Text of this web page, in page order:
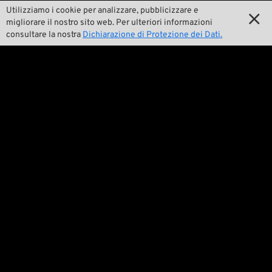
Utilizziamo i cookie per analizzare, pubblicizzare e
migliorare il nostro sito web. Per ulteriori informazioni
consultare la nostra Dichiarazione di Protezione dei Dati.

 La nostra storia
 Wrecking Crew